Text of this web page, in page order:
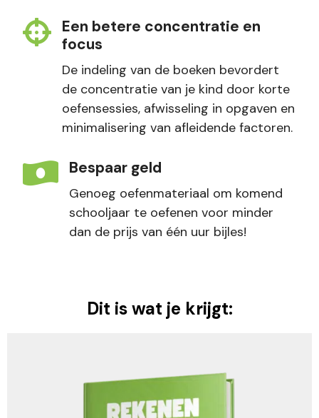
Een betere concentratie en
focus
De indeling van de boeken bevordert
de concentratie van je kind door korte
oefensessies, afwisseling in opgaven en
minimalisering van afleidende factoren.
Bespaar geld
Genoeg oefenmateriaal om komend
schooljaar te oefenen voor minder
dan de prijs van één uur bijles!
Dit is wat je krijgt: